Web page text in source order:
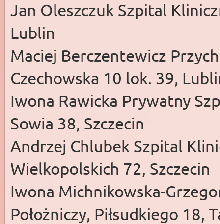
Jan Oleszczuk Szpital
Lublin
Maciej Berczentewicz
Czechowska 10 lok. 39,
Iwona Rawicka Prywatny
Sowia 38, Szczecin
Andrzej Chlubek Szpital
Wielkopolskich 72, Szczecin
Iwona Michnikowska-
Położniczy, Piłsudkiego 18,